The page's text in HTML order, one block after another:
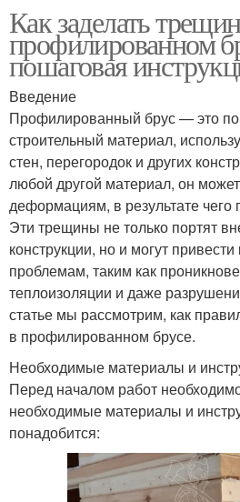
Как заделать
профилированном
пошаговая
Введение
Профилированный брус — это
строительный материал,
стен, перегородок и других
любой другой материал, он
деформациям, в результате
Эти трещины не только портят
конструкции, но и могут
проблемам, таким как
теплоизоляции и даже
статье мы рассмотрим, как
в профилированном брусе.
Необходимые материалы и
Перед началом работ
необходимые материалы и
понадобится: